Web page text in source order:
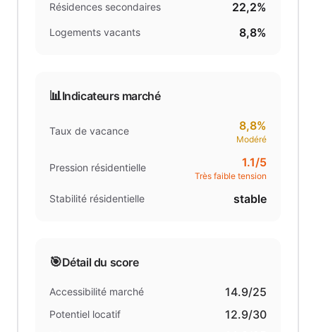
Résidences secondaires 22,2%
Logements vacants 8,8%
📊Indicateurs marché
Taux de vacance 8,8%
Modéré
Pression résidentielle 1.1/5
Très faible tension
Stabilité résidentielle stable
🎯Détail du score
Accessibilité marché 14.9/25
Potentiel locatif 12.9/30